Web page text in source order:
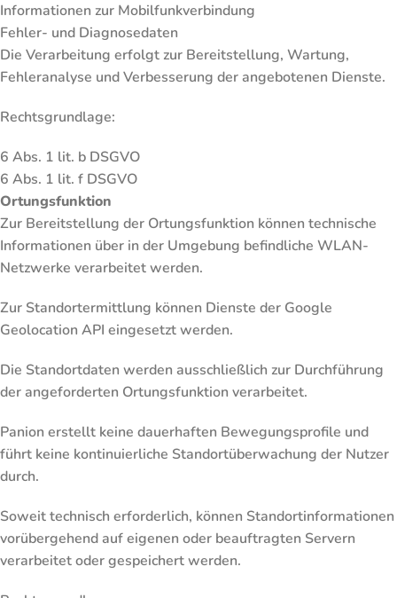
Informationen zur Mobilfunkverbindung
Fehler- und Diagnosedaten
Die Verarbeitung erfolgt zur Bereitstellung, Wartung,
Fehleranalyse und Verbesserung der angebotenen Dienste.
Rechtsgrundlage:
6 Abs. 1 lit. b DSGVO
6 Abs. 1 lit. f DSGVO
Ortungsfunktion
Zur Bereitstellung der Ortungsfunktion können technische
Informationen über in der Umgebung befindliche WLAN-
Netzwerke verarbeitet werden.
Zur Standortermittlung können Dienste der Google
Geolocation API eingesetzt werden.
Die Standortdaten werden ausschließlich zur Durchführung
der angeforderten Ortungsfunktion verarbeitet.
Panion erstellt keine dauerhaften Bewegungsprofile und
führt keine kontinuierliche Standortüberwachung der Nutzer
durch.
Soweit technisch erforderlich, können Standortinformationen
vorübergehend auf eigenen oder beauftragten Servern
verarbeitet oder gespeichert werden.